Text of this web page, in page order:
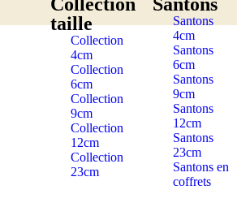
taille
Collection
4cm
Collection
6cm
Collection
9cm
Collection
12cm
Collection
23cm
Santons
4cm
Santons
6cm
Santons
9cm
Santons
12cm
Santons
23cm
Santons en
coffrets